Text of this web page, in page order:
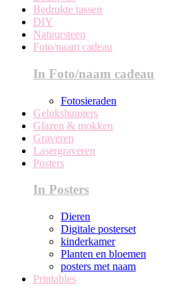
Bedrukte tassen
DIY
Natuursteen
Foto/naam cadeau
In Foto/naam cadeau
Fotosieraden
Gelukshangers
Glazen & mokken
Graveren
Lasergraveren
Posters
In Posters
Dieren
Digitale posterset
kinderkamer
Planten en bloemen
posters met naam
Printables